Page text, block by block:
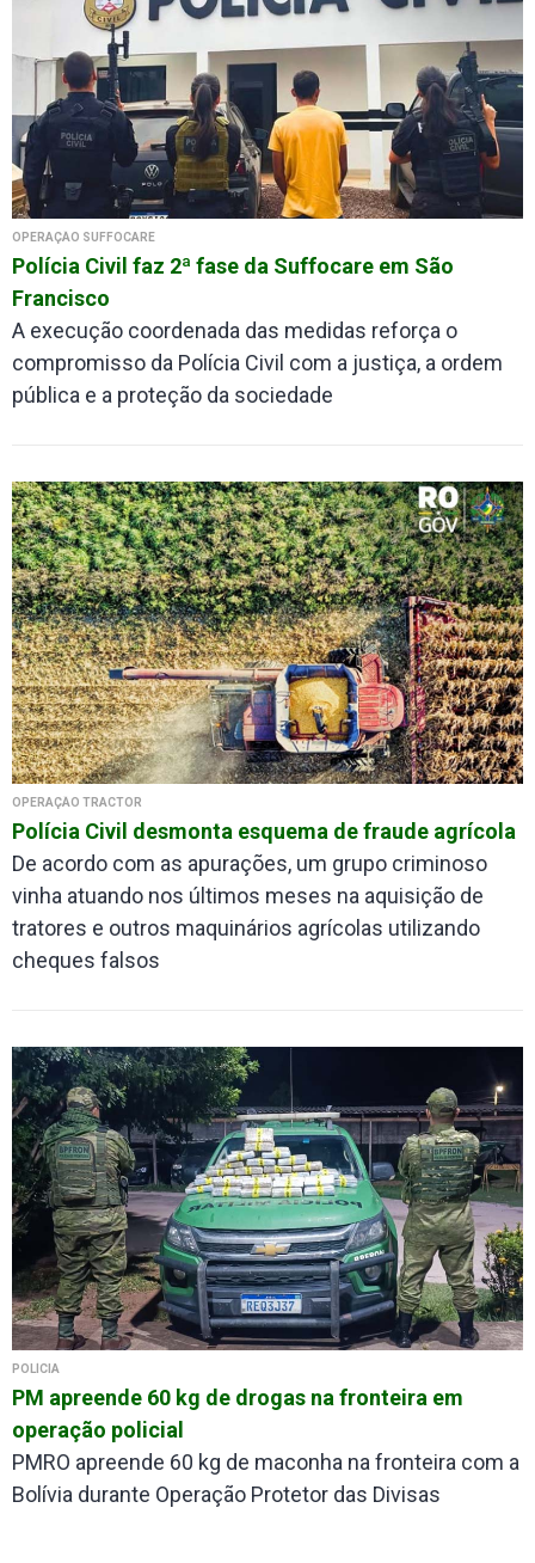
OPERAÇÃO SUFFOCARE
Polícia Civil faz 2ª fase da Suffocare em São
Francisco
A execução coordenada das medidas reforça o
compromisso da Polícia Civil com a justiça, a ordem
pública e a proteção da sociedade
OPERAÇÃO TRACTOR
Polícia Civil desmonta esquema de fraude agrícola
De acordo com as apurações, um grupo criminoso
vinha atuando nos últimos meses na aquisição de
tratores e outros maquinários agrícolas utilizando
cheques falsos
POLÍCIA
PM apreende 60 kg de drogas na fronteira em
operação policial
PMRO apreende 60 kg de maconha na fronteira com a
Bolívia durante Operação Protetor das Divisas